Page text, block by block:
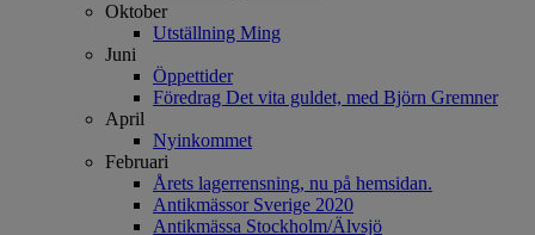
Oktober
Utställning Ming
Juni
Öppettider
Föredrag Det vita guldet, med Björn Gremner
April
Nyinkommet
Februari
Årets lagerrensning, nu på hemsidan.
Antikmässor Sverige 2020
Antikmässa Stockholm/Älvsjö